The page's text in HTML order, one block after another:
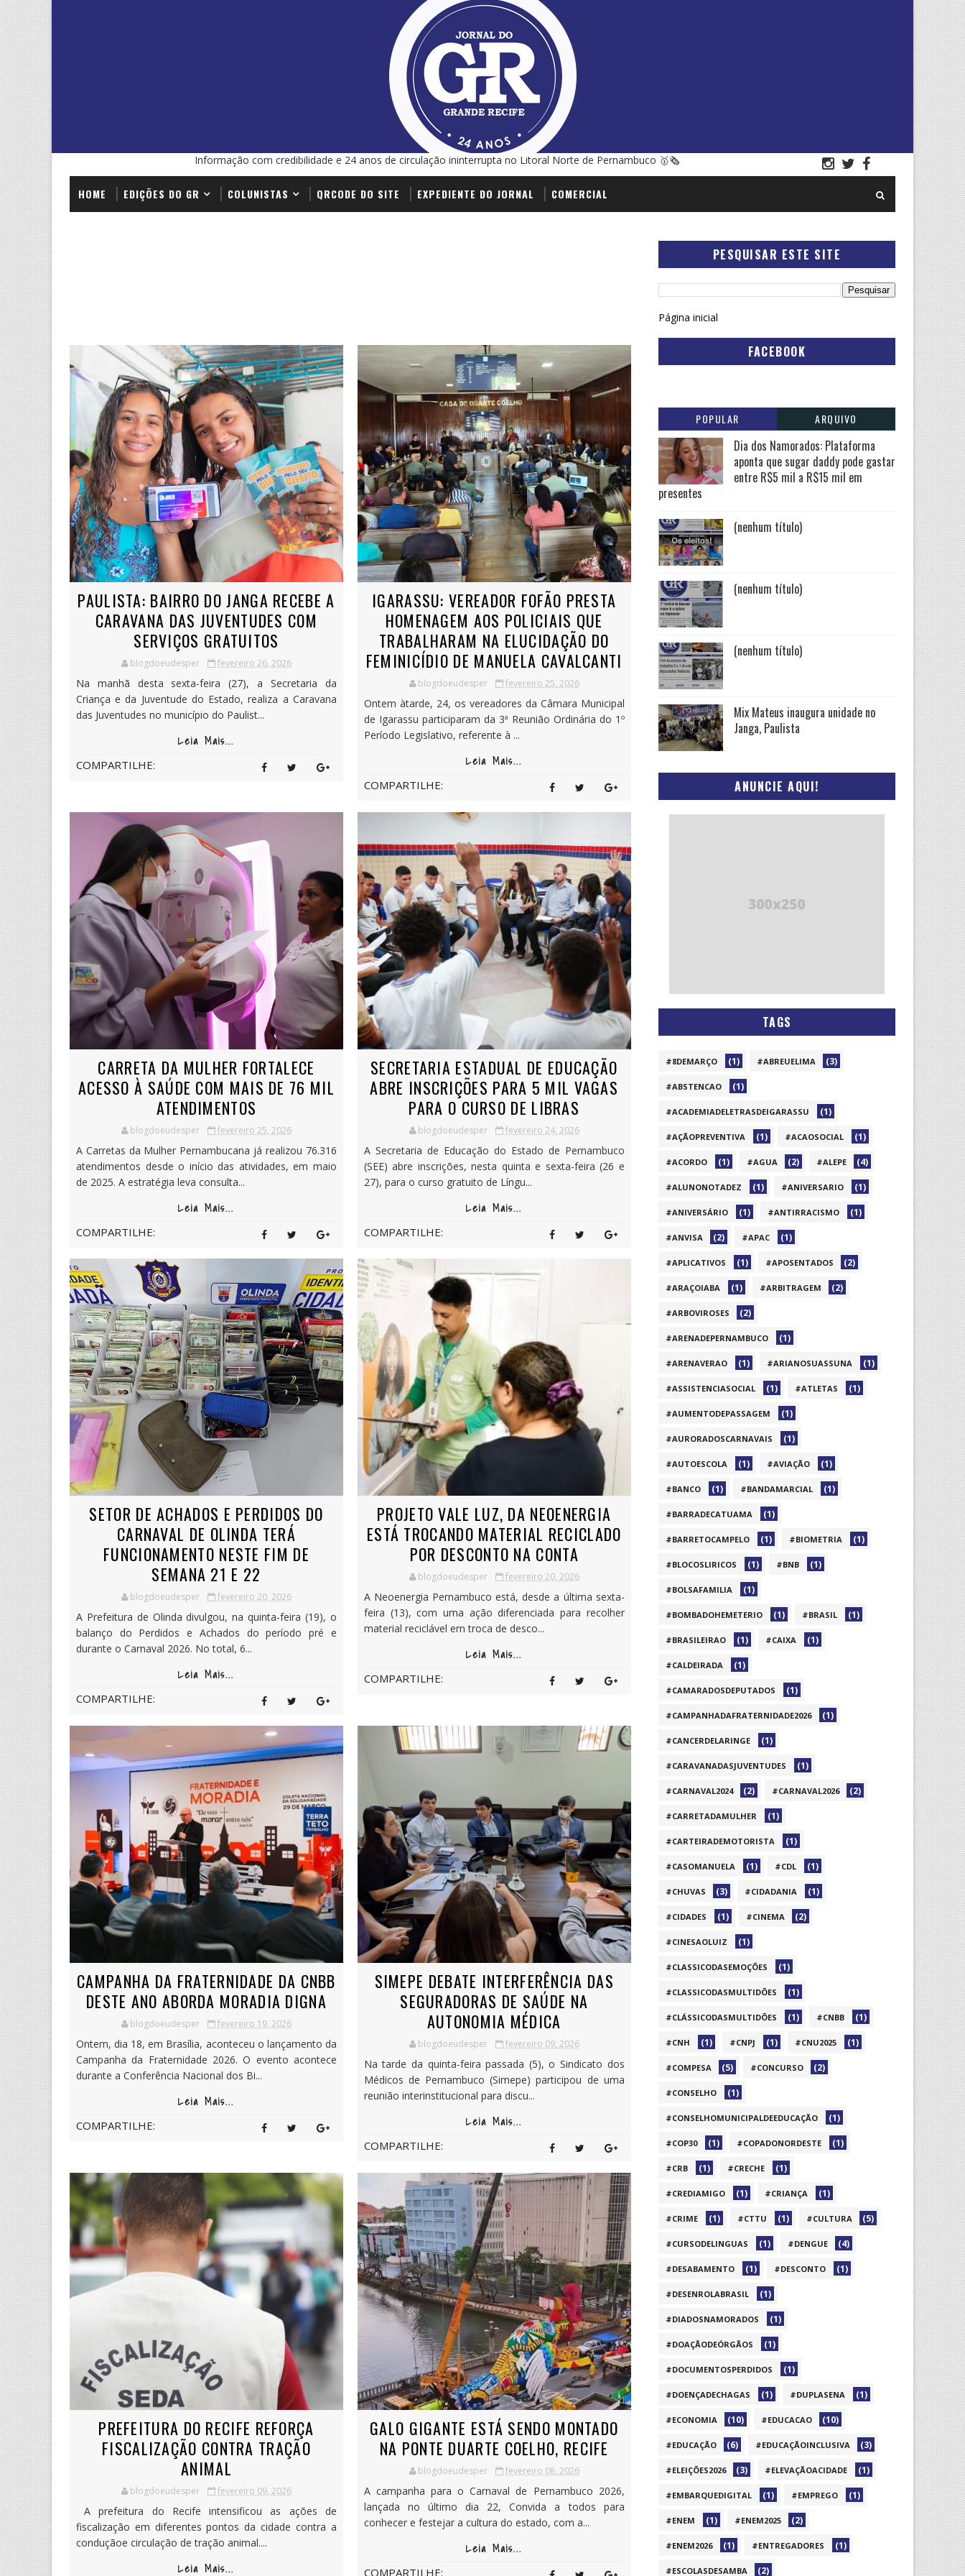
Informação com credibilidade e 24 anos de circulação ininterrupta no Litoral Norte de Pernambuco 🥇🗞
HOME EDIÇÕES DO GR COLUNISTAS QRCODE DO SITE EXPEDIENTE DO JORNAL COMERCIAL
PAULISTA: BAIRRO DO JANGA RECEBE A
CARAVANA DAS JUVENTUDES COM
SERVIÇOS GRATUITOS
blogdoeudesper fevereiro 26, 2026
Na manhã desta sexta-feira (27), a Secretaria da
Criança e da Juventude do Estado, realiza a Caravana
das Juventudes no município do Paulist...
Leia Mais...
COMPARTILHE:
IGARASSU: VEREADOR FOFÃO PRESTA
HOMENAGEM AOS POLICIAIS QUE
TRABALHARAM NA ELUCIDAÇÃO DO
FEMINICÍDIO DE MANUELA CAVALCANTI
blogdoeudesper fevereiro 25, 2026
Ontem àtarde, 24, os vereadores da Câmara Municipal
de Igarassu participaram da 3ª Reunião Ordinária do 1º
Período Legislativo, referente à ...
Leia Mais...
COMPARTILHE:
CARRETA DA MULHER FORTALECE
ACESSO À SAÚDE COM MAIS DE 76 MIL
ATENDIMENTOS
blogdoeudesper fevereiro 25, 2026
A Carretas da Mulher Pernambucana já realizou 76.316
atendimentos desde o início das atividades, em maio
de 2025. A estratégia leva consulta...
Leia Mais...
COMPARTILHE:
SECRETARIA ESTADUAL DE EDUCAÇÃO
ABRE INSCRIÇÕES PARA 5 MIL VAGAS
PARA O CURSO DE LIBRAS
blogdoeudesper fevereiro 24, 2026
A Secretaria de Educação do Estado de Pernambuco
(SEE) abre inscrições, nesta quinta e sexta-feira (26 e
27), para o curso gratuito de Língu...
Leia Mais...
COMPARTILHE:
SETOR DE ACHADOS E PERDIDOS DO
CARNAVAL DE OLINDA TERÁ
FUNCIONAMENTO NESTE FIM DE
SEMANA 21 E 22
blogdoeudesper fevereiro 20, 2026
A Prefeitura de Olinda divulgou, na quinta-feira (19), o
balanço do Perdidos e Achados do período pré e
durante o Carnaval 2026. No total, 6...
Leia Mais...
COMPARTILHE:
PROJETO VALE LUZ, DA NEOENERGIA
ESTÁ TROCANDO MATERIAL RECICLADO
POR DESCONTO NA CONTA
blogdoeudesper fevereiro 20, 2026
A Neoenergia Pernambuco está, desde a última sexta-
feira (13), com uma ação diferenciada para recolher
material reciclável em troca de desco...
Leia Mais...
COMPARTILHE:
CAMPANHA DA FRATERNIDADE DA CNBB
DESTE ANO ABORDA MORADIA DIGNA
blogdoeudesper fevereiro 19, 2026
Ontem, dia 18, em Brasília, aconteceu o lançamento da
Campanha da Fraternidade 2026. O evento acontece
durante a Conferência Nacional dos Bi...
Leia Mais...
COMPARTILHE:
SIMEPE DEBATE INTERFERÊNCIA DAS
SEGURADORAS DE SAÚDE NA
AUTONOMIA MÉDICA
blogdoeudesper fevereiro 09, 2026
Na tarde da quinta-feira passada (5), o Sindicato dos
Médicos de Pernambuco (Simepe) participou de uma
reunião interinstitucional para discu...
Leia Mais...
COMPARTILHE:
PREFEITURA DO RECIFE REFORÇA
FISCALIZAÇÃO CONTRA TRAÇÃO
ANIMAL
blogdoeudesper fevereiro 09, 2026
A prefeitura do Recife intensificou as ações de
fiscalização em diferentes pontos da cidade contra a
conduçãoe circulação de tração animal....
Leia Mais...
GALO GIGANTE ESTÁ SENDO MONTADO
NA PONTE DUARTE COELHO, RECIFE
blogdoeudesper fevereiro 08, 2026
A campanha para o Carnaval de Pernambuco 2026,
lançada no último dia 22, Convida a todos para
conhecer e festejar a cultura do estado, com a...
Leia Mais...
COMPARTILHE:
PESQUISAR ESTE SITE
Página inicial
FACEBOOK
POPULAR ARQUIVO
Dia dos Namorados: Plataforma
aponta que sugar daddy pode gastar
entre R$5 mil a R$15 mil em
presentes
(nenhum título)
(nenhum título)
(nenhum título)
Mix Mateus inaugura unidade no
Janga, Paulista
ANUNCIE AQUI!
TAGS
#8DEMARÇO (1) #ABREUELIMA (3)
#ABSTENCAO (1)
#ACADEMIADELETRASDEIGARASSU (1)
#AÇÃOPREVENTIVA (1) #ACAOSOCIAL (1)
#ACORDO (1) #AGUA (2) #ALEPE (4)
#ALUNONOTADEZ (1) #ANIVERSARIO (1)
#ANIVERSÁRIO (1) #ANTIRRACISMO (1)
#ANVISA (2) #APAC (1)
#APLICATIVOS (1) #APOSENTADOS (2)
#ARAÇOIABA (1) #ARBITRAGEM (2)
#ARBOVIROSES (2)
#ARENADEPERNAMBUCO (1)
#ARENAVERAO (1) #ARIANOSUASSUNA (1)
#ASSISTENCIASOCIAL (1) #ATLETAS (1)
#AUMENTODEPASSAGEM (1)
#AURORADOSCARNAVAIS (1)
#AUTOESCOLA (1) #AVIAÇÃO (1)
#BANCO (1) #BANDAMARCIAL (1)
#BARRADECATUAMA (1)
#BARRETOCAMPELO (1) #BIOMETRIA (1)
#BLOCOSLIRICOS (1) #BNB (1)
#BOLSAFAMILIA (1)
#BOMBADOHEMETERIO (1) #BRASIL (1)
#BRASILEIRAO (1) #CAIXA (1)
#CALDEIRADA (1)
#CAMARADOSDEPUTADOS (1)
#CAMPANHADAFRATERNIDADE2026 (1)
#CANCERDELARINGE (1)
#CARAVANADASJUVENTUDES (1)
#CARNAVAL2024 (2) #CARNAVAL2026 (2)
#CARRETADAMULHER (1)
#CARTEIRADEMOTORISTA (1)
#CASOMANUELA (1) #CDL (1)
#CHUVAS (3) #CIDADANIA (1)
#CIDADES (1) #CINEMA (2)
#CINESAOLUIZ (1)
#CLASSICODASEMOÇÕES (1)
#CLASSICODASMULTIDÕES (1)
#CLÁSSICODASMULTIDÕES (1) #CNBB (1)
#CNH (1) #CNPJ (1) #CNU2025 (1)
#COMPESA (5) #CONCURSO (2)
#CONSELHO (1)
#CONSELHOMUNICIPALDEEDUCAÇÃO (1)
#COP30 (1) #COPADONORDESTE (1)
#CRB (1) #CRECHE (1)
#CREDIAMIGO (1) #CRIANÇA (1)
#CRIME (1) #CTTU (1) #CULTURA (5)
#CURSODELINGUAS (1) #DENGUE (4)
#DESABAMENTO (1) #DESCONTO (1)
#DESENROLABRASIL (1)
#DIADOSNAMORADOS (1)
#DOAÇÃODEÓRGÃOS (1)
#DOCUMENTOSPERDIDOS (1)
#DOENÇADECHAGAS (1) #DUPLASENA (1)
#ECONOMIA (10) #EDUCACAO (10)
#EDUCAÇÃO (6) #EDUCAÇÃOINCLUSIVA (3)
#ELEIÇÕES2026 (3) #ELEVAÇÃOACIDADE (1)
#EMBARQUEDIGITAL (1) #EMPREGO (1)
#ENEM (1) #ENEM2025 (2)
#ENEM2026 (1) #ENTREGADORES (1)
#ESCOLASDESAMBA (2)